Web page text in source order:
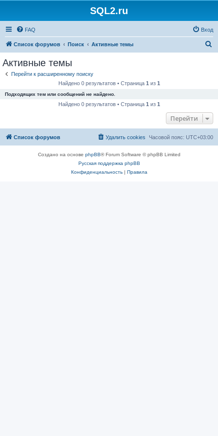
SQL2.ru
FAQ Вход
Список форумов Поиск Активные темы
Активные темы
Перейти к расширенному поиску
Найдено 0 результатов • Страница 1 из 1
Подходящих тем или сообщений не найдено.
Найдено 0 результатов • Страница 1 из 1
Перейти
Список форумов Часовой пояс: UTC+03:00
Удалить cookies
Создано на основе phpBB® Forum Software © phpBB Limited
Русская поддержка phpBB
Конфиденциальность| Правила